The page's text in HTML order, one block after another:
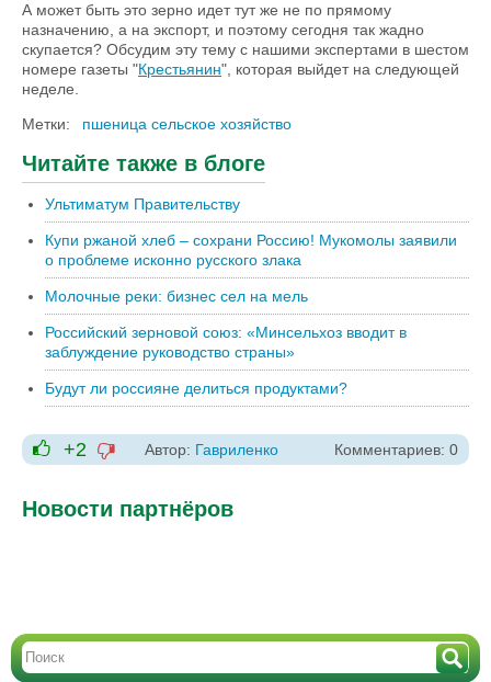
А может быть это зерно идет тут же не по прямому
назначению, а на экспорт, и поэтому сегодня так жадно
скупается? Обсудим эту тему с нашими экспертами в шестом
номере газеты "Крестьянин", которая выйдет на следующей
неделе.
Метки:
пшеница сельское хозяйство
Читайте также в блоге
Ультиматум Правительству
Купи ржаной хлеб – сохрани Россию! Мукомолы заявили
о проблеме исконно русского злака
Молочные реки: бизнес сел на мель
Российский зерновой союз: «Минсельхоз вводит в
заблуждение руководство страны»
Будут ли россияне делиться продуктами?
+1
+2
-1
Автор: Гавриленко Комментариев: 0
Новости партнёров